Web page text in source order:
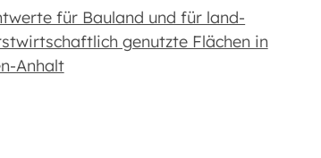
für Bauland und für land-
genutzte Flächen in
Anhalt